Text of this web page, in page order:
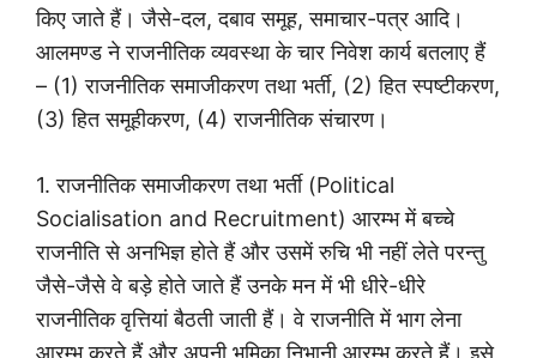
किए जाते हैं। जैसे-दल, दबाव समूह, समाचार-पत्र आदि।
आलमण्ड ने राजनीतिक व्यवस्था के चार निवेश कार्य बतलाए हैं
– (1) राजनीतिक समाजीकरण तथा भर्ती, (2) हित स्पष्टीकरण,
(3) हित समूहीकरण, (4) राजनीतिक संचारण।
1. राजनीतिक समाजीकरण तथा भर्ती (Political
Socialisation and Recruitment) आरम्भ में बच्चे
राजनीति से अनभिज्ञ होते हैं और उसमें रुचि भी नहीं लेते परन्तु
जैसे-जैसे वे बड़े होते जाते हैं उनके मन में भी धीरे-धीरे
राजनीतिक वृत्तियां बैठती जाती हैं। वे राजनीति में भाग लेना
आरम्भ करते हैं और अपनी भूमिका निभानी आरम्भ करते हैं। इसे